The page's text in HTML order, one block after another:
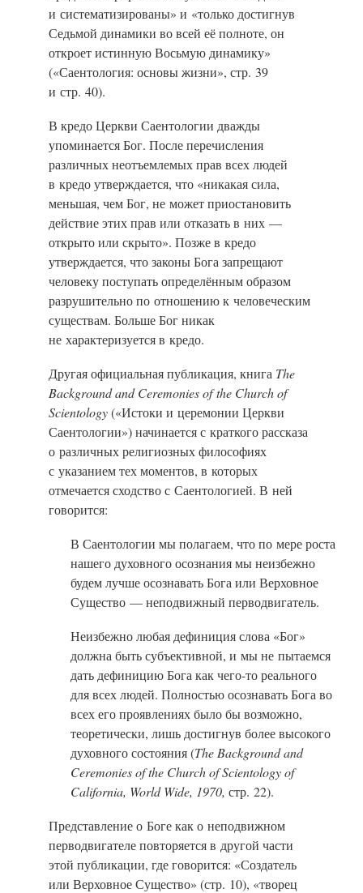
и систематизированы» и «только достигнув
Седьмой динамики во всей её полноте, он
откроет истинную Восьмую динамику»
(«Саентология: основы жизни», стр. 39
и стр. 40).
В кредо Церкви Саентологии дважды
упоминается Бог. После перечисления
различных неотъемлемых прав всех людей
в кредо утверждается, что «никакая сила,
меньшая, чем Бог, не может приостановить
действие этих прав или отказать в них —
открыто или скрыто». Позже в кредо
утверждается, что законы Бога запрещают
человеку поступать определённым образом
разрушительно по отношению к человеческим
существам. Больше Бог никак
не характеризуется в кредо.
Другая официальная публикация, книга The
Background and Ceremonies of the Church of
Scientology(«Истоки и церемонии Церкви
Саентологии») начинается с краткого рассказа
о различных религиозных философиях
с указанием тех моментов, в которых
отмечается сходство с Саентологией. В ней
говорится:
В Саентологии мы полагаем, что по мере роста
нашего духовного осознания мы неизбежно
будем лучше осознавать Бога или Верховное
Существо — неподвижный перводвигатель.
Неизбежно любая дефиниция слова «Бог»
должна быть субъективной, и мы не пытаемся
дать дефиницию Бога как чего-то реального
для всех людей. Полностью осознавать Бога во
всех его проявлениях было бы возможно,
теоретически, лишь достигнув более высокого
духовного состояния (The Background and
Ceremonies of the Church of Scientology of
California, World Wide, 1970, стр. 22).
Представление о Боге как о неподвижном
перводвигателе повторяется в другой части
этой публикации, где говорится: «Создатель
или Верховное Существо» (стр. 10), «творец